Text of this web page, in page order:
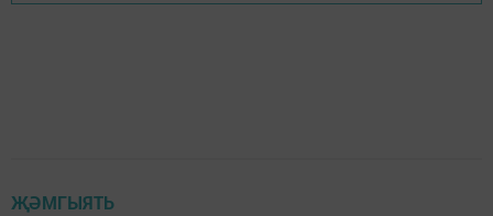
ҖӘМГЫЯТЬ